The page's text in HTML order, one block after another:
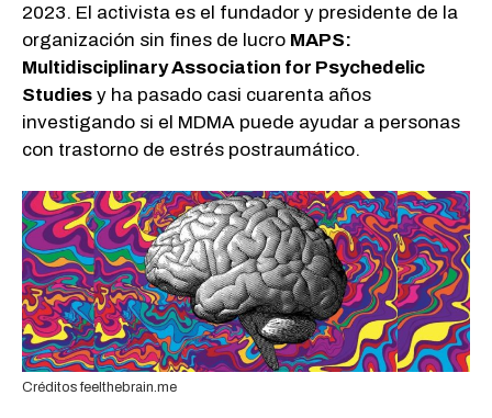
2023. El activista es el fundador y presidente de la
organización sin fines de lucro MAPS:
Multidisciplinary Association for Psychedelic
Studies y ha pasado casi cuarenta años
investigando si el MDMA puede ayudar a personas
con trastorno de estrés postraumático.
Créditos feelthebrain.me